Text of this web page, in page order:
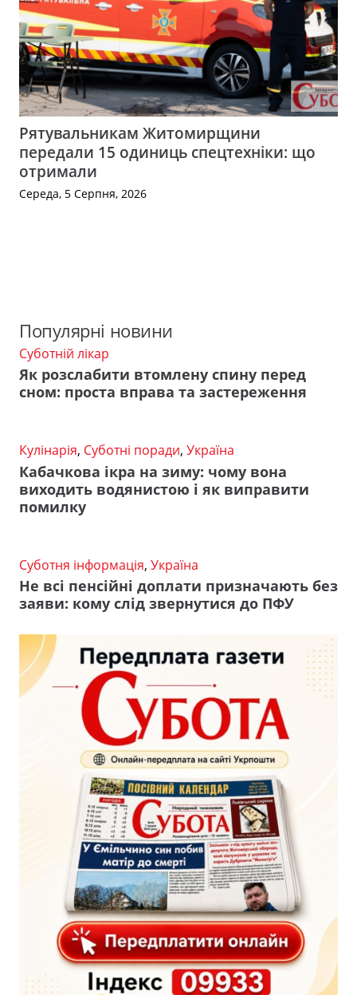
Рятувальникам Житомирщини
передали 15 одиниць спецтехніки: що
отримали
Середа, 5 Серпня, 2026
Популярні новини
Суботній лікар
Як розслабити втомлену спину перед
сном: проста вправа та застереження
Кулінарія, Суботні поради, Україна
Кабачкова ікра на зиму: чому вона
виходить водянистою і як виправити
помилку
Суботня інформація, Україна
Не всі пенсійні доплати призначають без
заяви: кому слід звернутися до ПФУ